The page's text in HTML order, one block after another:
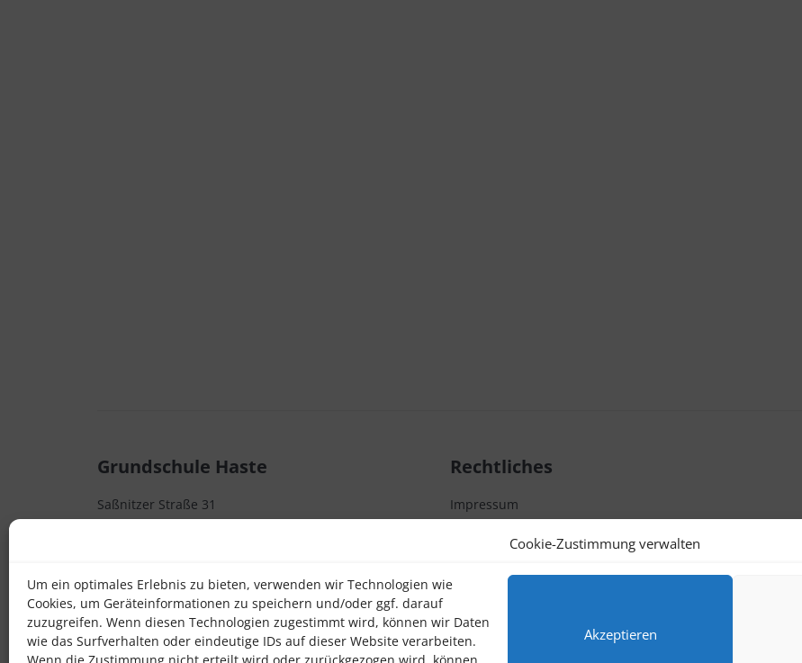
Cookie-Zustimmung verwalten
Um ein optimales Erlebnis zu bieten, verwenden wir Technologien wie
Cookies, um Geräteinformationen zu speichern und/oder ggf. darauf
zuzugreifen. Wenn diesen Technologien zugestimmt wird, können wir Daten
wie das Surfverhalten oder eindeutige IDs auf dieser Website verarbeiten.
Akzeptieren
Grundschule Haste
Saßnitzer Straße 31
Rechtliches
Impressum
Datenschutzerklärung